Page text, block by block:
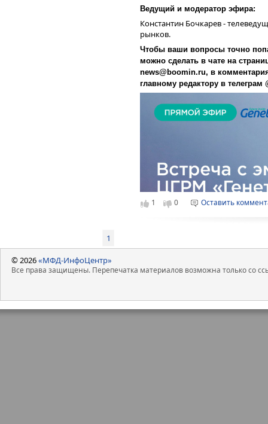
Гульназ Галиева, управляющий
«Эксперт РА»
Как отметила в своем
корпоративным рейтингам
рынок IPO сейчас переживает
Московской бирже состоялось
компаний не было с 2011 г. Для
было всего три первичных
привлеченных средств в ходе
безусловное
иностранных вендоров и
разработки
Галиева.
млрд) и «Астра» (3,5 млрд
стали изменение
Ведущий и модератор эфира:
Константин Бочкарев -
рынков.
Чтобы ваши вопросы точно
можно сделать в чате на
news@boomin.ru, в
главному редактору в телеграм
1 0 Оставить
1
© 2026«МФД-ИнфоЦентр»
Все права защищены. Перепечатка материалов возможна только со